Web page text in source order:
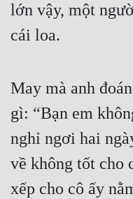
Lịch Sử
Mưu Mô
Mỹ Thực
Ngôn Tình
Ngược
lớn vậy, một
cái loa.
May mà anh
gì: “Bạn em
nghỉ ngơi hai
về không tốt cho
xếp cho cô ấy